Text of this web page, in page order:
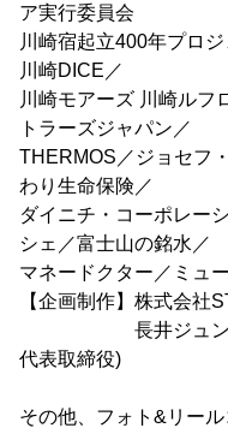
ア実行委員会
川崎宿起立400年プロ
川崎DICE／
川崎モアーズ 川崎ルフ
トラーズジャパン／
THERMOS／ジョセフ
わり生命保険／
ダイニチ・コーポレー
シェ／富士山の銘水／
マネードクター／ミュ
【企画制作】株式会社
長井ジュン(株式
代表取締役)
その他、フォト&リー